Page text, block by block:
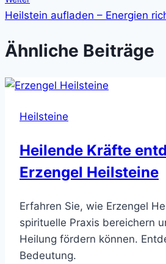
Heilstein aufladen – Energien
Ähnliche Beiträge
Heilsteine
Heilende Kräfte
Erzengel Heilsteine
Erfahren Sie, wie Erzengel
spirituelle Praxis bereichern
Heilung fördern können.
Bedeutung.